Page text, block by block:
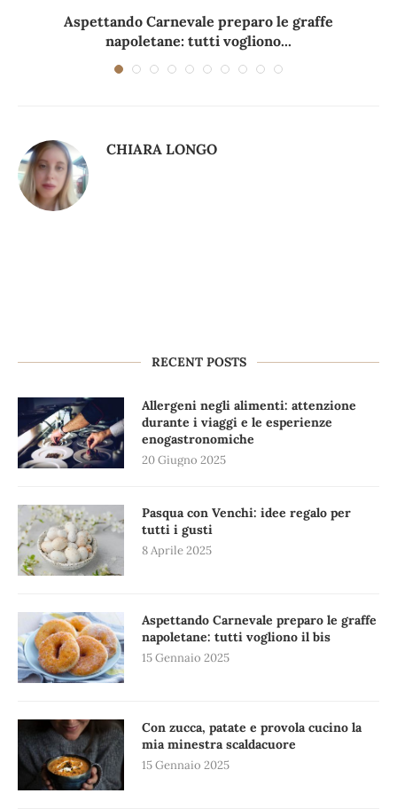
Aspettando Carnevale preparo le graffe
napoletane: tutti vogliono...
CHIARA LONGO
RECENT POSTS
Allergeni negli alimenti: attenzione
durante i viaggi e le esperienze
enogastronomiche
20 Giugno 2025
Pasqua con Venchi: idee regalo per
tutti i gusti
8 Aprile 2025
Aspettando Carnevale preparo le graffe
napoletane: tutti vogliono il bis
15 Gennaio 2025
Con zucca, patate e provola cucino la
mia minestra scaldacuore
15 Gennaio 2025